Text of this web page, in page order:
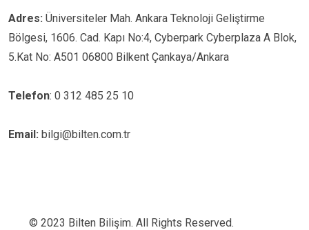
Adres: Üniversiteler Mah. Ankara Teknoloji Geliştirme
Bölgesi, 1606. Cad. Kapı No:4, Cyberpark Cyberplaza A Blok,
5.Kat No: A501 06800 Bilkent Çankaya/Ankara
Telefon: 0 312 485 25 10
Email: bilgi@bilten.com.tr
© 2023 Bilten Bilişim. All Rights Reserved.